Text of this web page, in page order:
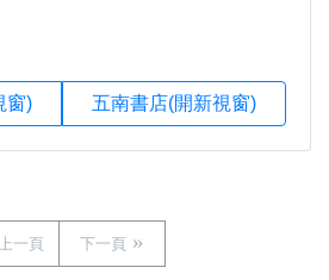
窗) 五南書店(開新視窗)
上一頁 下一頁